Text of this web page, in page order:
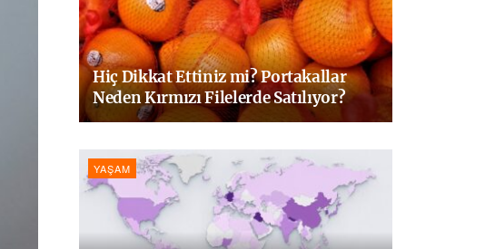
Hiç Dikkat Ettiniz mi? Portakallar
Neden Kırmızı Filelerde Satılıyor?
YAŞAM